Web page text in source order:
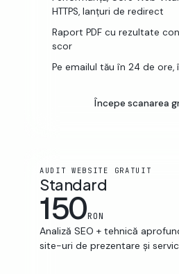
HTTPS, lanțuri de redirect
Raport PDF cu rezultate
scor
Pe emailul tău în 24 de
Începe scanarea
AUDIT WEBSITE GRATUIT
Standard
150RON
Analiză SEO + tehnică
site-uri de prezentare și